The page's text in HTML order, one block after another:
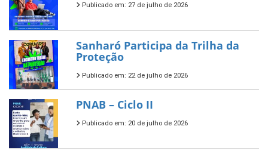
Publicado em: 27 de julho de 2026
Sanharó Participa da Trilha da
Proteção
Publicado em: 22 de julho de 2026
PNAB – Ciclo II
Publicado em: 20 de julho de 2026